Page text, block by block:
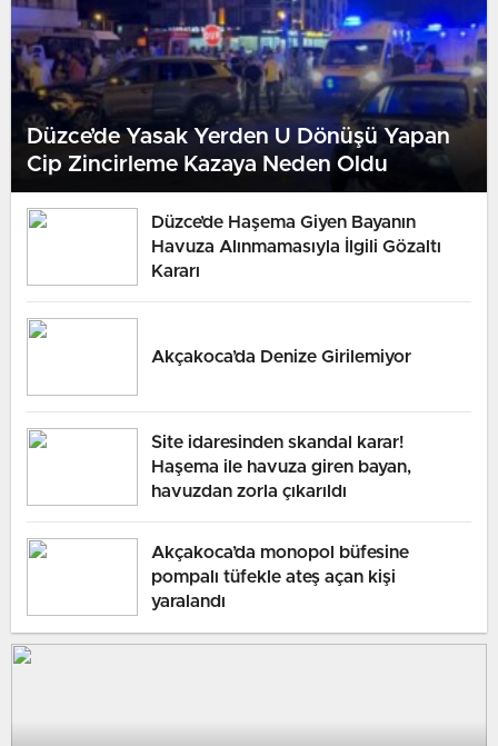
Düzce’de Yasak Yerden U Dönüşü Yapan
Cip Zincirleme Kazaya Neden Oldu
Düzce’de Haşema Giyen Bayanın
Havuza Alınmamasıyla İlgili Gözaltı
Kararı
Akçakoca’da Denize Girilemiyor
Site idaresinden skandal karar!
Haşema ile havuza giren bayan,
havuzdan zorla çıkarıldı
Akçakoca’da monopol büfesine
pompalı tüfekle ateş açan kişi
yaralandı